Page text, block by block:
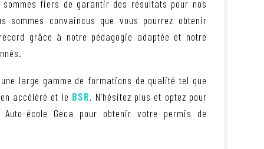
sommes fiers de garantir des résultats pour nos
sommes convaincus que vous pourrez obtenir
grâce à notre pédagogie adaptée et notre
large gamme de formations de qualité tel que
accéléré et le BSR. N’hésitez plus et optez pour
école Geca pour obtenir votre permis de